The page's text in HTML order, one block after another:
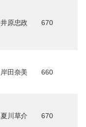
井原忠政 670
岸田奈美 660
夏川草介 670